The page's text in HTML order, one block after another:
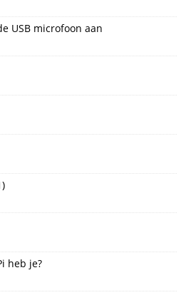
USB microfoon aan
heb je?